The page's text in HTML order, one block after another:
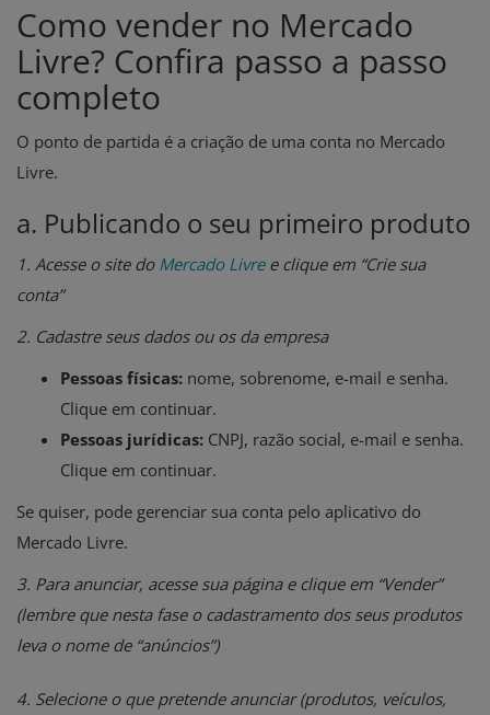
Como vender no Mercado
Livre? Confira passo a passo
completo
O ponto de partida é a criação de uma conta no Mercado
Livre.
a. Publicando o seu primeiro produto
1. Acesse o site do Mercado Livre e clique em “Crie sua
conta”
2. Cadastre seus dados ou os da empresa
Pessoas físicas: nome, sobrenome, e-mail e senha.
Clique em continuar.
Pessoas jurídicas: CNPJ, razão social, e-mail e senha.
Clique em continuar.
Se quiser, pode gerenciar sua conta pelo aplicativo do
Mercado Livre.
3. Para anunciar, acesse sua página e clique em “Vender”
(lembre que nesta fase o cadastramento dos seus produtos
leva o nome de “anúncios”)
4. Selecione o que pretende anunciar (produtos, veículos,